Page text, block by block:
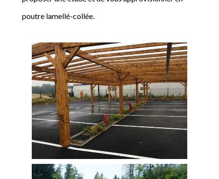
poutre lamellé-collée.